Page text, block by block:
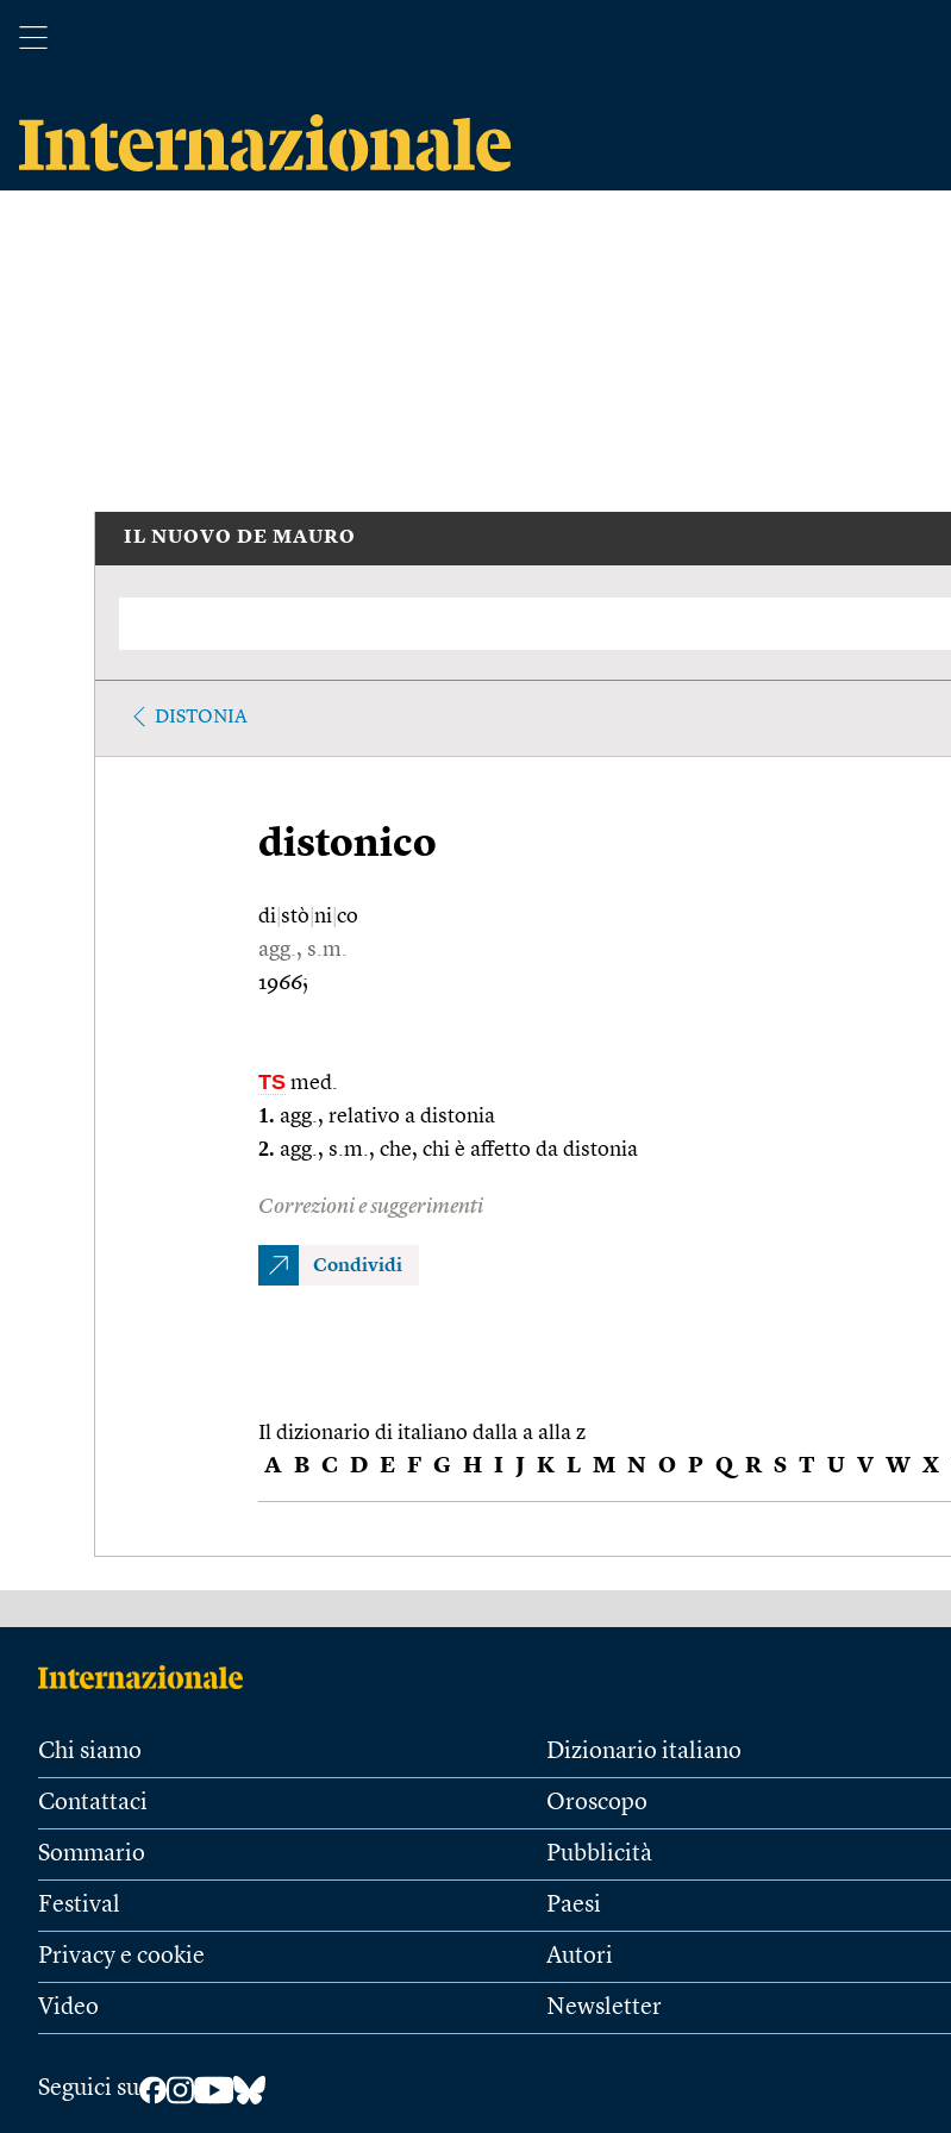
IL NUOVO DE MAURO
DISTONIA
distonico
di stò ni co
agg., s.m.
1966;
TS med.
1. agg., relativo a distonia
2. agg., s.m., che, chi è affetto da distonia
Correzioni e suggerimenti
Condividi
Il dizionario di italiano dalla a alla z
A B C D E F G H I J K L M N O P Q R S T U V W X
Chi siamo
Contattaci
Sommario
Festival
Privacy e cookie
Video
Dizionario italiano
Oroscopo
Pubblicità
Paesi
Autori
Newsletter
Seguici su